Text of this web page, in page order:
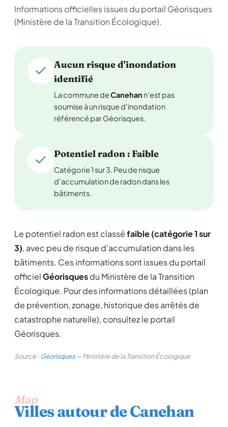
Informations officielles issues du portail Géorisques
(Ministère de la Transition Écologique).
Aucun risque d'inondation
identifié
La commune deCanehan n'est pas
soumise à un risque d'inondation
référencé par Géorisques.
Potentiel radon : Faible
Catégorie 1 sur 3. Peu de risque
d'accumulation de radon dans les
bâtiments.
Le potentiel radon est classéfaible (catégorie 1 sur
3), avec peu de risque d'accumulation dans les
bâtiments. Ces informations sont issues du portail
officielGéorisquesdu Ministère de la Transition
Écologique. Pour des informations détaillées (plan
de prévention, zonage, historique des arrêtés de
catastrophe naturelle), consultez le portail
Géorisques.
Source :Géorisques— Ministère de la Transition Écologique
Map
Villes autour de Canehan